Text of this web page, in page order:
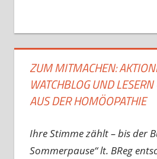
ZUM MITMACHEN:
WATCHBLOG UND
AUS DER HOMÖOPATHIE
Ihre Stimme zählt – bis der
Sommerpause“ lt. BReg